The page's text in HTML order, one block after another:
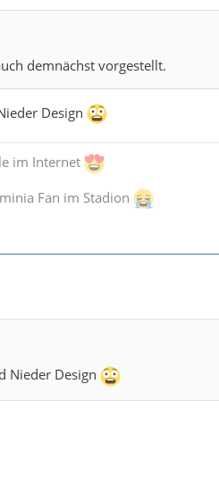
demnächst vorgestellt.
Design
im Internet
Fan im Stadion
Nieder Design